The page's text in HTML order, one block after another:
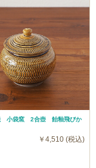
小袋窯 2合壺 飴釉飛びか
￥4,510 (税込)